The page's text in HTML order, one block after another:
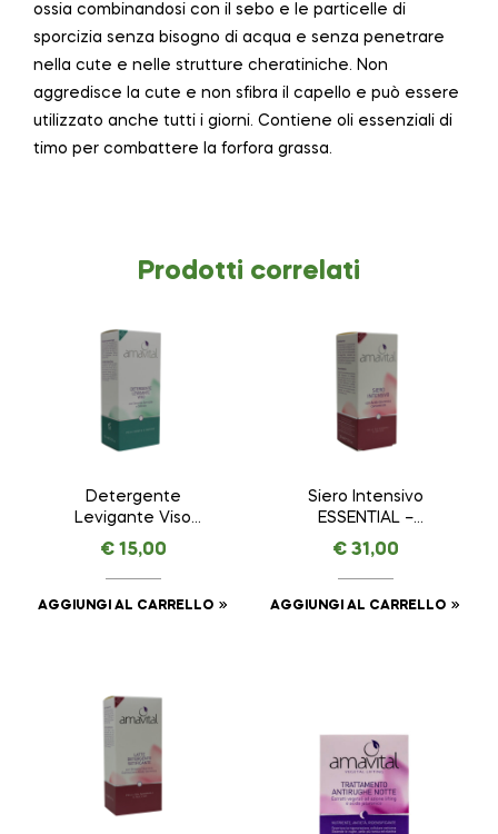
ossia combinandosi con il sebo e le particelle di
sporcizia senza bisogno di acqua e senza penetrare
nella cute e nelle strutture cheratiniche. Non
aggredisce la cute e non sfibra il capello e può essere
utilizzato anche tutti i giorni. Contiene oli essenziali di
timo per combattere la forfora grassa.
Prodotti correlati
Detergente
Levigante Viso
AMAVITAL da 150 ml
€15,00
AGGIUNGI AL CARRELLO
Siero Intensivo
ESSENTIAL –
AMAVITAL da 30 ml
€31,00
AGGIUNGI AL CARRELLO